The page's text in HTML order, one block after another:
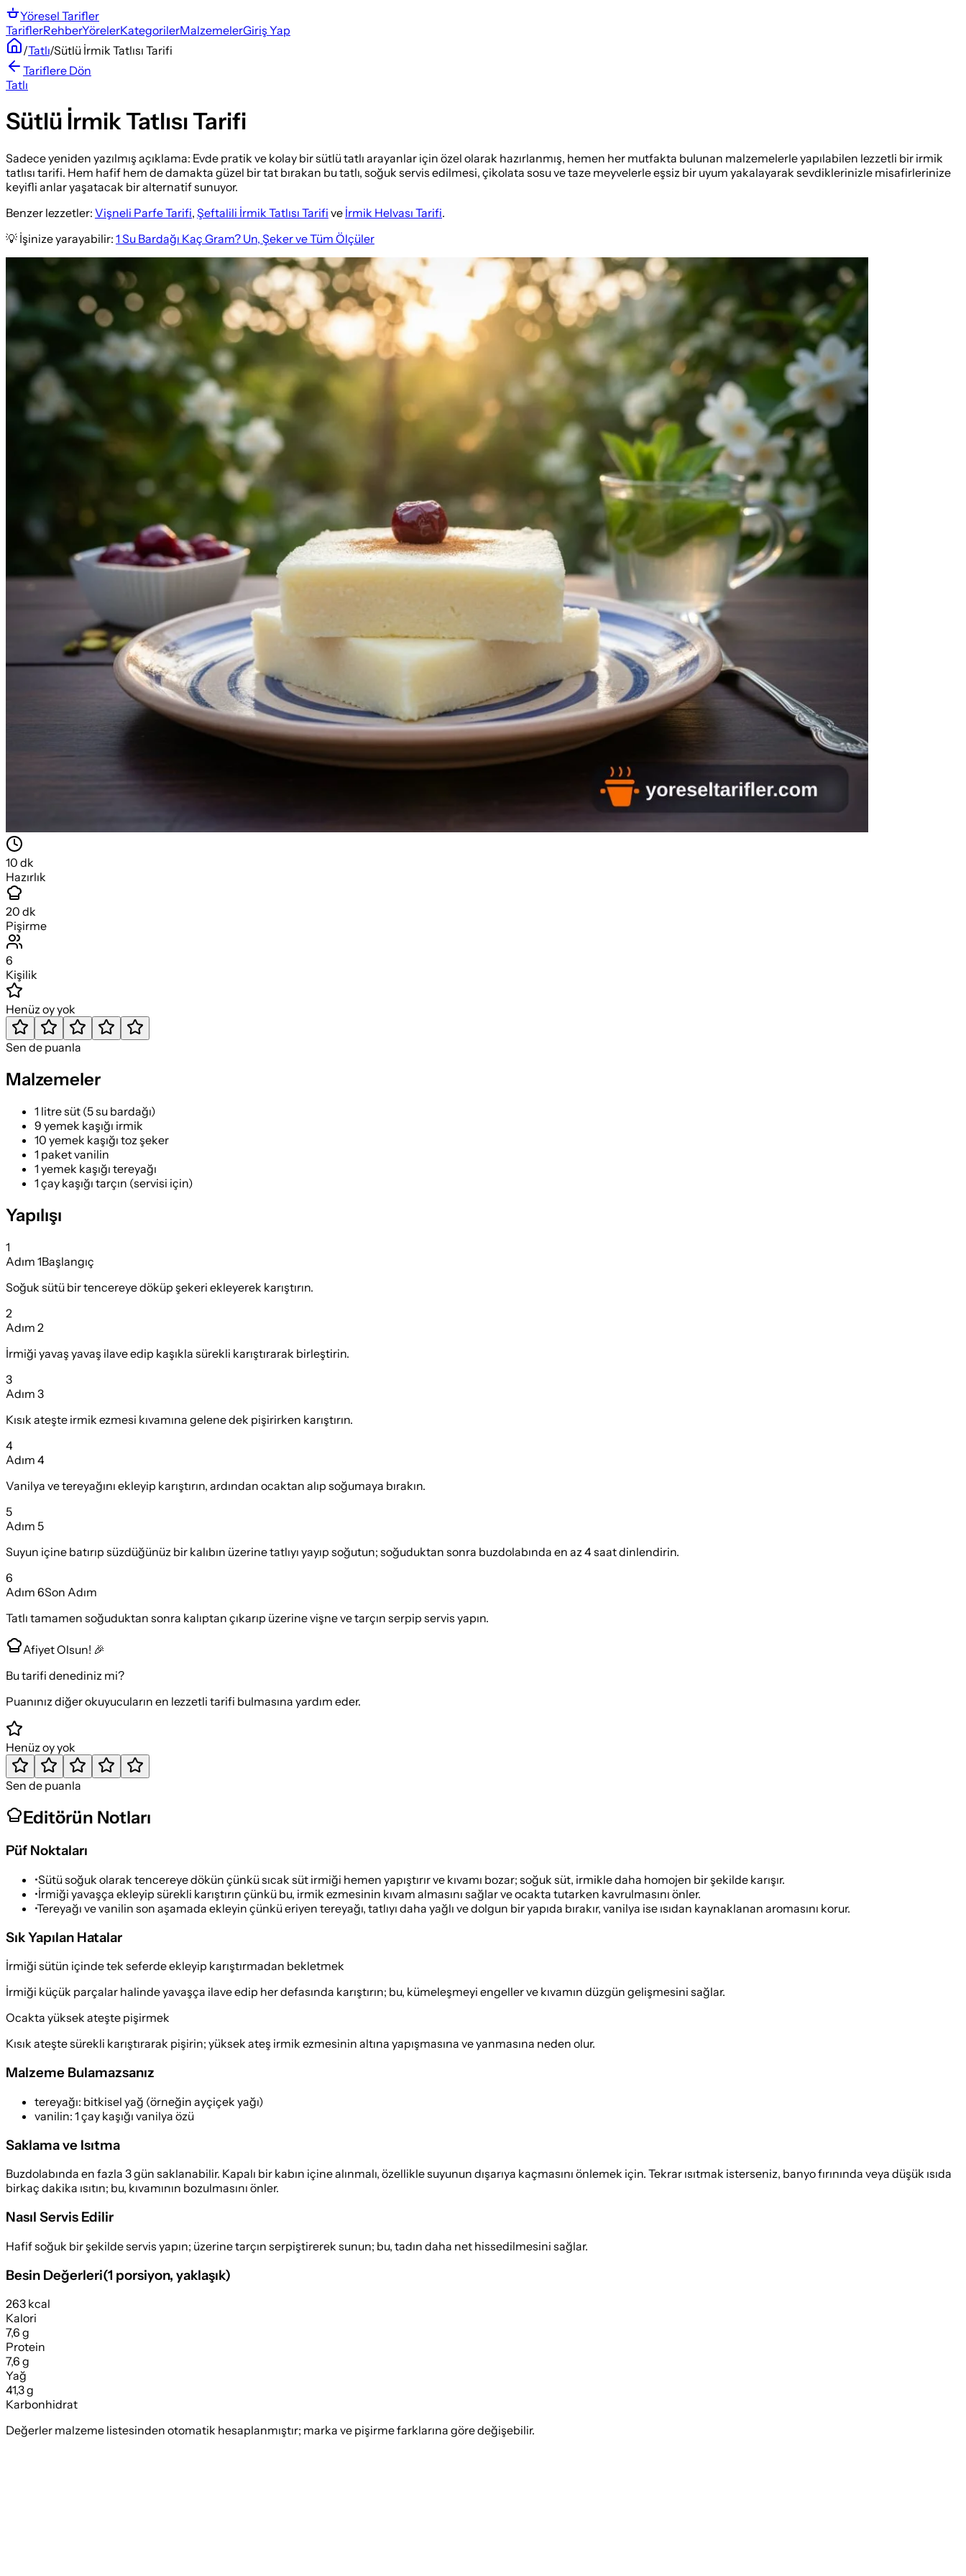
Yöresel Tarifler
TariflerRehberYörelerKategorilerMalzemelerGiriş Yap
/Tatlı/Sütlü İrmik Tatlısı Tarifi
Tariflere Dön
Tatlı
Sütlü İrmik Tatlısı Tarifi
Sadece yeniden yazılmış açıklama: Evde pratik ve kolay bir sütlü tatlı arayanlar için özel olarak hazırlanmış, hemen her mutfakta bulunan malzemelerle yapılabilen lezzetli bir irmik
tatlısı tarifi. Hem hafif hem de damakta güzel bir tat bırakan bu tatlı, soğuk servis edilmesi, çikolata sosu ve taze meyvelerle eşsiz bir uyum yakalayarak sevdiklerinizle misafirlerinize
keyifli anlar yaşatacak bir alternatif sunuyor.
Benzer lezzetler: Vişneli Parfe Tarifi, Şeftalili İrmik Tatlısı Tarifi ve İrmik Helvası Tarifi.
💡 İşinize yarayabilir: 1 Su Bardağı Kaç Gram? Un, Şeker ve Tüm Ölçüler
10 dk
Hazırlık
20 dk
Pişirme
6
Kişilik
Henüz oy yok
Sen de puanla
Malzemeler
1 litre süt (5 su bardağı)
9 yemek kaşığı irmik
10 yemek kaşığı toz şeker
1 paket vanilin
1 yemek kaşığı tereyağı
1 çay kaşığı tarçın (servisi için)
Yapılışı
1
Adım 1Başlangıç
Soğuk sütü bir tencereye döküp şekeri ekleyerek karıştırın.
2
Adım 2
İrmiği yavaş yavaş ilave edip kaşıkla sürekli karıştırarak birleştirin.
3
Adım 3
Kısık ateşte irmik ezmesi kıvamına gelene dek pişirirken karıştırın.
4
Adım 4
Vanilya ve tereyağını ekleyip karıştırın, ardından ocaktan alıp soğumaya bırakın.
5
Adım 5
Suyun içine batırıp süzdüğünüz bir kalıbın üzerine tatlıyı yayıp soğutun; soğuduktan sonra buzdolabında en az 4 saat dinlendirin.
6
Adım 6Son Adım
Tatlı tamamen soğuduktan sonra kalıptan çıkarıp üzerine vişne ve tarçın serpip servis yapın.
Afiyet Olsun! 🎉
Bu tarifi denediniz mi?
Puanınız diğer okuyucuların en lezzetli tarifi bulmasına yardım eder.
Henüz oy yok
Sen de puanla
Editörün Notları
Püf Noktaları
•Sütü soğuk olarak tencereye dökün çünkü sıcak süt irmiği hemen yapıştırır ve kıvamı bozar; soğuk süt, irmikle daha homojen bir şekilde karışır.
•İrmiği yavaşça ekleyip sürekli karıştırın çünkü bu, irmik ezmesinin kıvam almasını sağlar ve ocakta tutarken kavrulmasını önler.
•Tereyağı ve vanilin son aşamada ekleyin çünkü eriyen tereyağı, tatlıyı daha yağlı ve dolgun bir yapıda bırakır, vanilya ise ısıdan kaynaklanan aromasını korur.
Sık Yapılan Hatalar
İrmiği sütün içinde tek seferde ekleyip karıştırmadan bekletmek
İrmiği küçük parçalar halinde yavaşça ilave edip her defasında karıştırın; bu, kümeleşmeyi engeller ve kıvamın düzgün gelişmesini sağlar.
Ocakta yüksek ateşte pişirmek
Kısık ateşte sürekli karıştırarak pişirin; yüksek ateş irmik ezmesinin altına yapışmasına ve yanmasına neden olur.
Malzeme Bulamazsanız
tereyağı: bitkisel yağ (örneğin ayçiçek yağı)
vanilin: 1 çay kaşığı vanilya özü
Saklama ve Isıtma
Buzdolabında en fazla 3 gün saklanabilir. Kapalı bir kabın içine alınmalı, özellikle suyunun dışarıya kaçmasını önlemek için. Tekrar ısıtmak isterseniz, banyo fırınında veya düşük ısıda
birkaç dakika ısıtın; bu, kıvamının bozulmasını önler.
Nasıl Servis Edilir
Hafif soğuk bir şekilde servis yapın; üzerine tarçın serpiştirerek sunun; bu, tadın daha net hissedilmesini sağlar.
Besin Değerleri(1 porsiyon, yaklaşık)
263 kcal
Kalori
7,6 g
Protein
7,6 g
Yağ
41,3 g
Karbonhidrat
Değerler malzeme listesinden otomatik hesaplanmıştır; marka ve pişirme farklarına göre değişebilir.